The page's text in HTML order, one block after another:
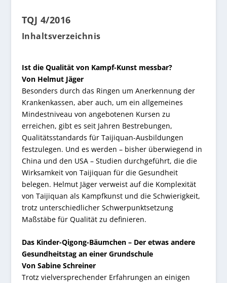
TQJ 4/2016
Inhaltsverzeichnis
Ist die Qualität von Kampf-Kunst messbar?
Von Helmut Jäger
Besonders durch das Ringen um Anerkennung der
Krankenkassen, aber auch, um ein allgemeines
Mindestniveau von angebotenen Kursen zu
erreichen, gibt es seit Jahren Bestrebungen,
Qualitätsstandards für Taijiquan-Ausbildungen
festzulegen. Und es werden – bisher überwiegend in
China und den USA – Studien durchgeführt, die die
Wirksamkeit von Taijiquan für die Gesundheit
belegen. Helmut Jäger verweist auf die Komplexität
von Taijiquan als Kampfkunst und die Schwierigkeit,
trotz unterschiedlicher Schwerpunktsetzung
Maßstäbe für Qualität zu definieren.
Das Kinder-Qigong-Bäumchen – Der etwas andere
Gesundheitstag an einer Grundschule
Von Sabine Schreiner
Trotz vielversprechender Erfahrungen an einigen